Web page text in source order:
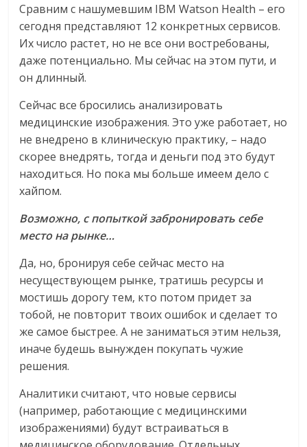
Сравним с нашумевшим IBM Watson Health – его
сегодня представляют 12 конкретных сервисов.
Их число растет, но не все они востребованы,
даже потенциально. Мы сейчас на этом пути, и
он длинный.
Сейчас все бросились анализировать
медицинские изображения. Это уже работает, но
не внедрено в клиническую практику, – надо
скорее внедрять, тогда и деньги под это будут
находиться. Но пока мы больше имеем дело с
хайпом.
Возможно, с попыткой забронировать себе
место на рынке…
Да, но, бронируя себе сейчас место на
несуществующем рынке, тратишь ресурсы и
мостишь дорогу тем, кто потом придет за
тобой, не повторит твоих ошибок и сделает то
же самое быстрее. А не заниматься этим нельзя,
иначе будешь вынужден покупать чужие
решения.
Аналитики считают, что новые сервисы
(например, работающие с медицинскими
изображениями) будут встраиваться в